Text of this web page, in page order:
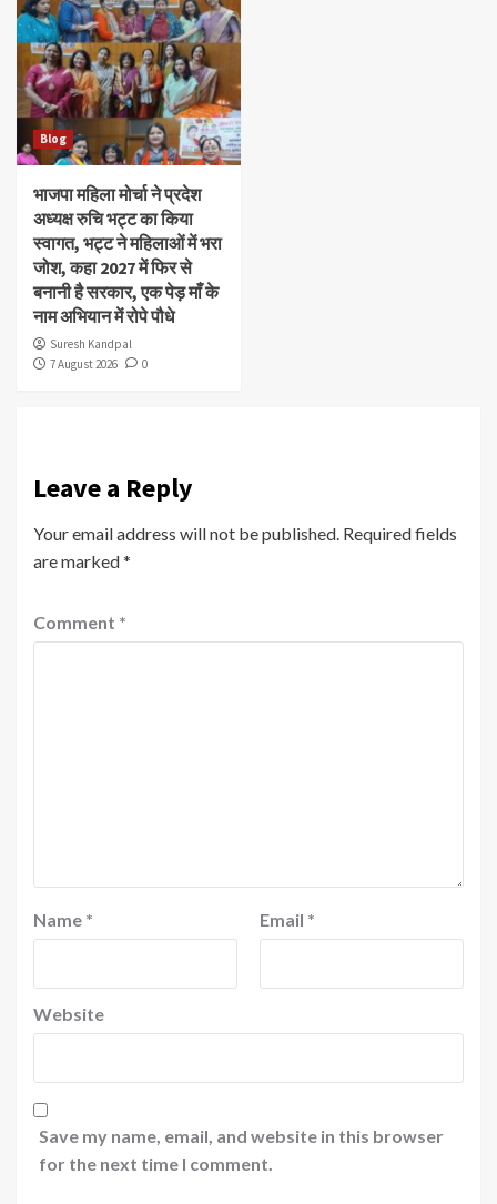
Blog
भाजपा महिला मोर्चा ने प्रदेश
अध्यक्ष रुचि भट्ट का किया
स्वागत, भट्ट ने महिलाओं में भरा
जोश, कहा 2027 में फिर से
बनानी है सरकार, एक पेड़ माँ के
नाम अभियान में रोपे पौधे
Suresh Kandpal
7 August 2026
0
Leave a Reply
Your email address will not be published. Required fields
are marked*
Comment *
Name * Email *
Website
Save my name, email, and website in this browser
for the next time I comment.